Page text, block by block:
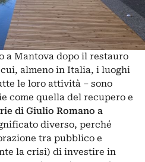
a Mantova dopo il restauro
almeno in Italia, i luoghi
le loro attività – sono
come quella del recupero e
di Giulio Romano a
diverso, perché
tra pubblico e
la crisi) di investire in